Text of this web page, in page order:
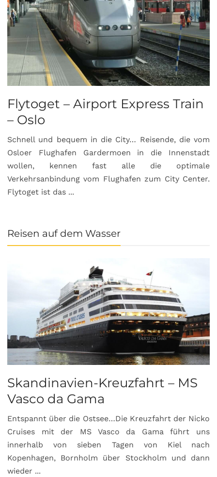
Flytoget – Airport Express Train
– Oslo
Schnell und bequem in die City… Reisende, die vom
Osloer Flughafen Gardermoen in die Innenstadt
wollen, kennen fast alle die optimale
Verkehrsanbindung vom Flughafen zum City Center.
Flytoget ist das ...
Reisen auf dem Wasser
Skandinavien-Kreuzfahrt – MS
Vasco da Gama
Entspannt über die Ostsee…Die Kreuzfahrt der Nicko
Cruises mit der MS Vasco da Gama führt uns
innerhalb von sieben Tagen von Kiel nach
Kopenhagen, Bornholm über Stockholm und dann
wieder ...